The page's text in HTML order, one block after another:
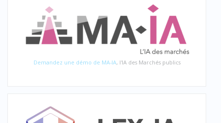
Demandez une démo de MA-IA, l'IA des Marchés publics